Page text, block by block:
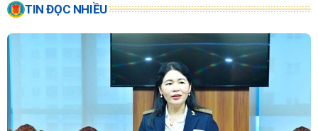
TIN ĐỌC NHIỀU